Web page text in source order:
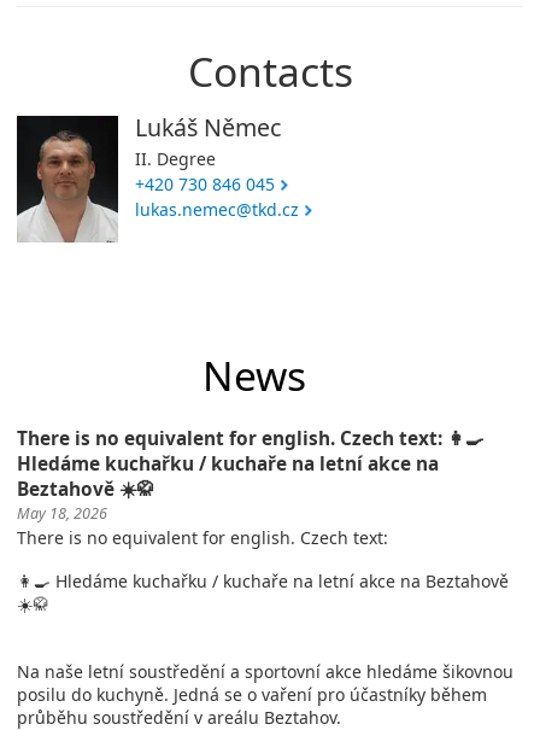
Contacts
Lukáš Němec
II. Degree
+420 730 846 045
lukas.nemec@tkd.cz
News
There is no equivalent for english. Czech text: 👩‍🍳
Hledáme kuchařku / kuchaře na letní akce na
Beztahově ☀️🥋
May 18, 2026
There is no equivalent for english. Czech text:
👩‍🍳 Hledáme kuchařku / kuchaře na letní akce na Beztahově
☀️🥋
Na naše letní soustředění a sportovní akce hledáme šikovnou
posilu do kuchyně. Jedná se o vaření pro účastníky během
průběhu soustředění v areálu Beztahov.